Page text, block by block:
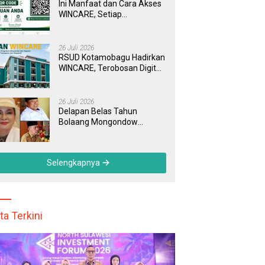
Ini Manfaat dan Cara Akses
WINCARE, Setiap
Dipantau Dan Ditangani
dengan Tuntas
26 Juli 2026
RSUD Kotamobagu Hadirkan
WINCARE, Terobosan Digital
yang Cepat, Transparan, dan
Responsif
26 Juli 2026
Delapan Belas Tahun
Bolaang Mongondow
Sebuah Daerah yang
Menolak Tertinggal
Selengkapnya
Terkini